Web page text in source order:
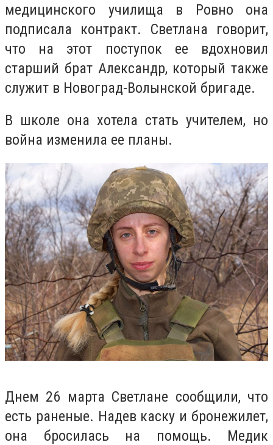
медицинского училища в Ровно она
подписала контракт. Светлана говорит,
что на этот поступок ее вдохновил
старший брат Александр, который также
служит в Новоград-Волынской бригаде.
В школе она хотела стать учителем, но
война изменила ее планы.
Днем 26 марта Светлане сообщили, что
есть раненые. Надев каску и бронежилет,
она бросилась на помощь. Медик